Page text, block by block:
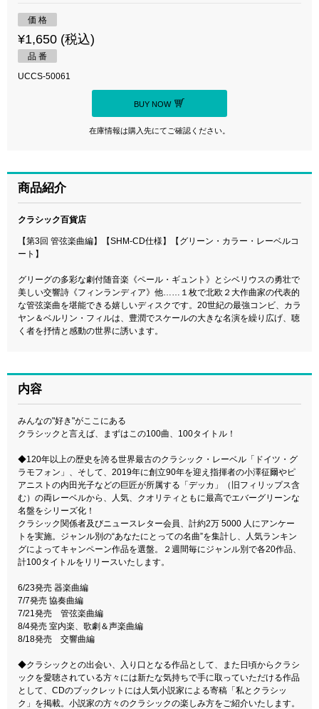
価 格
¥1,650 (税込)
品 番
UCCS-50061
BUY NOW
在庫情報は購入先にてご確認ください。
商品紹介
クラシック百貨店
【第3回 管弦楽曲編】【SHM-CD仕様】【グリーン・カラー・レーベルコ
ート】
グリーグの多彩な劇付随音楽《ペール・ギュント》とシベリウスの勇壮で
美しい交響詩《フィンランディア》他……１枚で北欧２大作曲家の代表的
な管弦楽曲を堪能できる嬉しいディスクです。20世紀の最強コンビ、カラ
ヤン＆ベルリン・フィルは、豊潤でスケールの大きな名演を繰り広げ、聴
く者を抒情と感動の世界に誘います。
内容
みんなの"好き"がここにある
クラシックと言えば、まずはこの100曲、100タイトル！
◆120年以上の歴史を誇る世界最古のクラシック・レーベル「ドイツ・グ
ラモフォン」、そして、2019年に創立90年を迎え指揮者の小澤征爾やピ
アニストの内田光子などの巨匠が所属する「デッカ」（旧フィリップス含
む）の両レーベルから、人気、クオリティともに最高でエバーグリーンな
名盤をシリーズ化！
クラシック関係者及びニュースレター会員、計約2万 5000 人にアンケー
トを実施。ジャンル別の“あなたにとっての名曲”を集計し、人気ランキン
グによってキャンペーン作品を選盤。２週間毎にジャンル別で各20作品、
計100タイトルをリリースいたします。
6/23発売 器楽曲編
7/7発売 協奏曲編
7/21発売 管弦楽曲編
8/4発売 室内楽、歌劇＆声楽曲編
8/18発売 交響曲編
◆クラシックとの出会い、入り口となる作品として、また日頃からクラシ
ックを愛聴されている方々には新たな気持ちで手に取っていただける作品
として、CDのブックレットには人気小説家による寄稿「私とクラシッ
ク」を掲載。小説家の方々のクラシックの楽しみ方をご紹介いたします。